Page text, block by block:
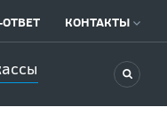
КОНТАКТЫ